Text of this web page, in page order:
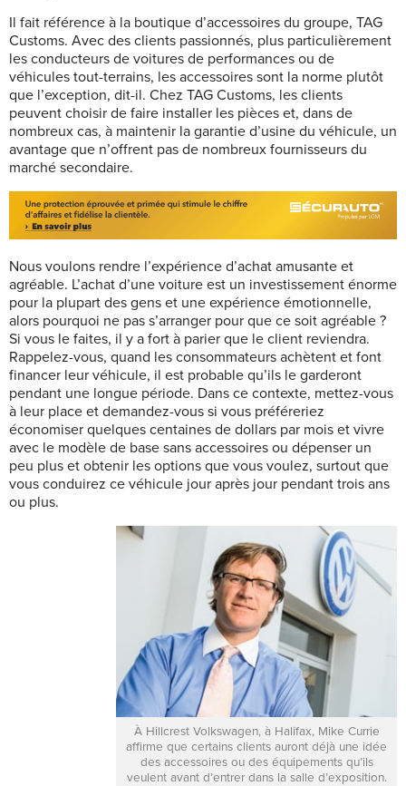
Il fait référence à la boutique d’accessoires du groupe, TAG
Customs. Avec des clients passionnés, plus particulièrement
les conducteurs de voitures de performances ou de
véhicules tout-terrains, les accessoires sont la norme plutôt
que l’exception, dit-il. Chez TAG Customs, les clients
peuvent choisir de faire installer les pièces et, dans de
nombreux cas, à maintenir la garantie d’usine du véhicule, un
avantage que n’offrent pas de nombreux fournisseurs du
marché secondaire.
Nous voulons rendre l’expérience d’achat amusante et
agréable. L’achat d’une voiture est un investissement énorme
pour la plupart des gens et une expérience émotionnelle,
alors pourquoi ne pas s’arranger pour que ce soit agréable ?
Si vous le faites, il y a fort à parier que le client reviendra.
Rappelez-vous, quand les consommateurs achètent et font
financer leur véhicule, il est probable qu’ils le garderont
pendant une longue période. Dans ce contexte, mettez-vous
à leur place et demandez-vous si vous préféreriez
économiser quelques centaines de dollars par mois et vivre
avec le modèle de base sans accessoires ou dépenser un
peu plus et obtenir les options que vous voulez, surtout que
vous conduirez ce véhicule jour après jour pendant trois ans
ou plus.
À Hillcrest Volkswagen, à Halifax, Mike Currie
affirme que certains clients auront déjà une idée
des accessoires ou des équipements qu’ils
veulent avant d’entrer dans la salle d’exposition.